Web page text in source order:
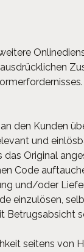
den Kunden
und
Original
Code
und/oder
einzulösen,
Betrugsabsicht
seitens von